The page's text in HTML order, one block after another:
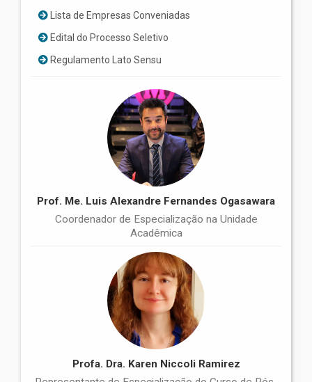
Lista de Empresas Conveniadas
Edital do Processo Seletivo
Regulamento Lato Sensu
Prof. Me. Luis Alexandre Fernandes Ogasawara
Coordenador de Especialização na Unidade
Acadêmica
Profa. Dra. Karen Niccoli Ramirez